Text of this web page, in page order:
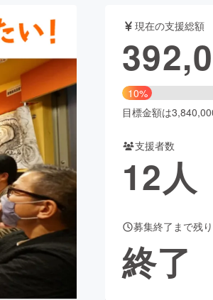
舞台・パフォーマンス
フード・飲食店
アニメ・漫画
ビューティー・ヘルスケア
CAMPFIRE Creation
税machi-yaコミュニティ
現在の支援総額
10%
目標金額は
支援者数
12人
募集終了まで残り
終了